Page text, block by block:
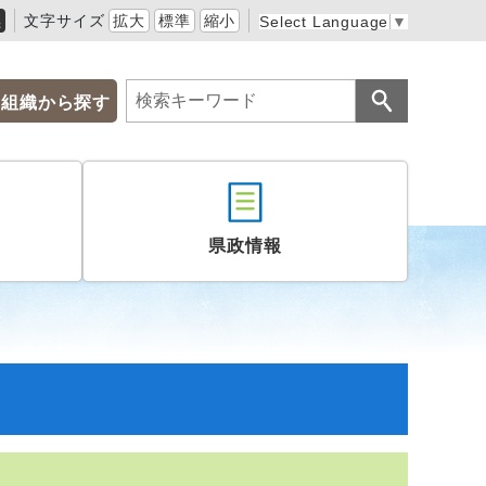
文字サイズ 拡大 標準 縮小 Select Language ▼
組織から探す
県政情報